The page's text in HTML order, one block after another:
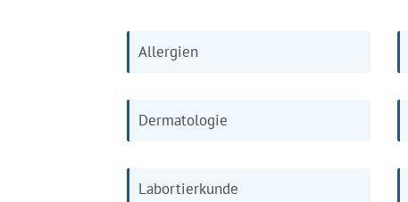
Allergien
Dermatologie
Labortierkunde